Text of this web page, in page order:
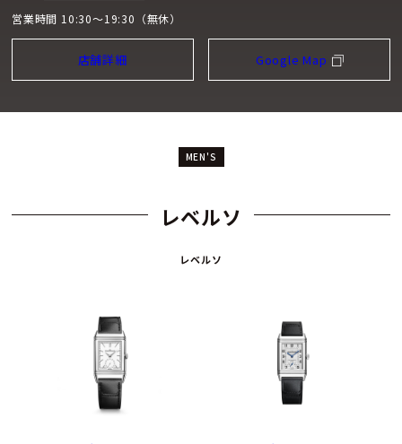
営業時間 10:30～19:30（無休）
店舗詳細 Google Map
MEN'S
レベルソ
レベルソ